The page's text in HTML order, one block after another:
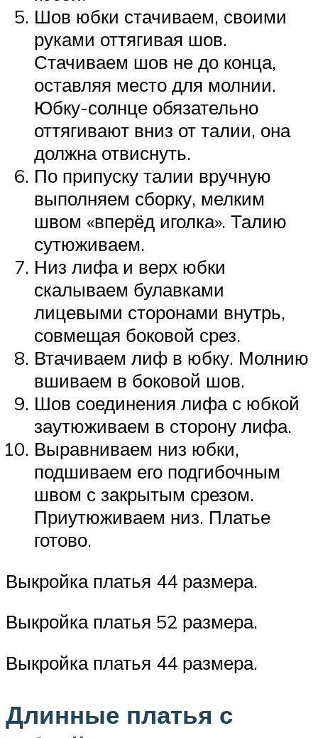
Шов юбки стачиваем, своими
руками оттягивая шов.
Стачиваем шов не до конца,
оставляя место для молнии.
Юбку-солнце обязательно
оттягивают вниз от талии, она
должна отвиснуть.
По припуску талии вручную
выполняем сборку, мелким
швом «вперёд иголка». Талию
сутюживаем.
Низ лифа и верх юбки
скалываем булавками
лицевыми сторонами внутрь,
совмещая боковой срез.
Втачиваем лиф в юбку. Молнию
вшиваем в боковой шов.
Шов соединения лифа с юбкой
заутюживаем в сторону лифа.
Выравниваем низ юбки,
подшиваем его подгибочным
швом с закрытым срезом.
Приутюживаем низ. Платье
готово.
Выкройка платья 44 размера.
Выкройка платья 52 размера.
Выкройка платья 44 размера.
Длинные платья с